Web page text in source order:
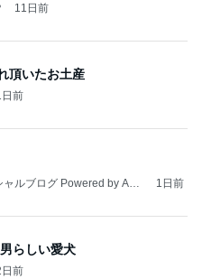
11日前
頂いたお土産
日前
ルブログ Powered by Ame
1日前
らしい愛犬
前